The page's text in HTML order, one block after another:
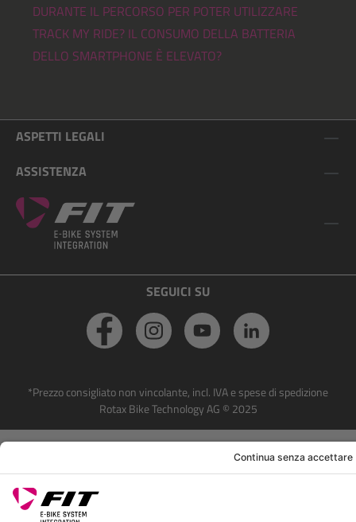
DURANTE IL PERCORSO PER POTER UTILIZZARE
TRACK MY RIDE? IL CONSUMO DELLA BATTERIA
DELLO SMARTPHONE È ELEVATO?
ASPETTI LEGALI
ASSISTENZA
SEGUICI SU
*Prezzo consigliato non vincolante, incl. IVA e spese di spedizione
Rotax Bike Technology AG © 2025